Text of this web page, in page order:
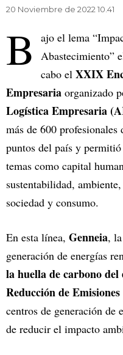
20 Noviembre de 2022 10.41
B
ajo el lema
Abastecimiento”
cabo el XXIX
Empresaria organizado
Logística Empresaria
más de 600
puntos del país y
temas como capital
sustentabilidad,
sociedad y consumo.
En esta línea, Genneia,
generación de energías
la huella de carbono
Reducción de Emisiones
centros de generación
de reducir el impacto